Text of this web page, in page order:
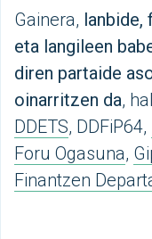
Gainera, lanbide,
eta langileen
diren partaide
oinarritzen da,
DDETS, DDFiP64,
Foru Ogasuna,
Finantzen